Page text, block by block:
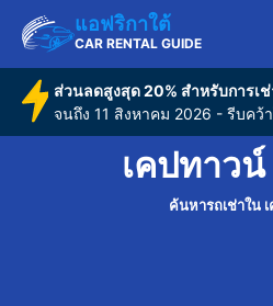
แอฟริกาใต้
CAR RENTAL GUIDE
ส่วนลดสูงสุด 20% สำหรับการเ
จนถึง 11 สิงหาคม 2026 - รีบคว้
เคปทาวน์
ค้นหารถเช่าใน